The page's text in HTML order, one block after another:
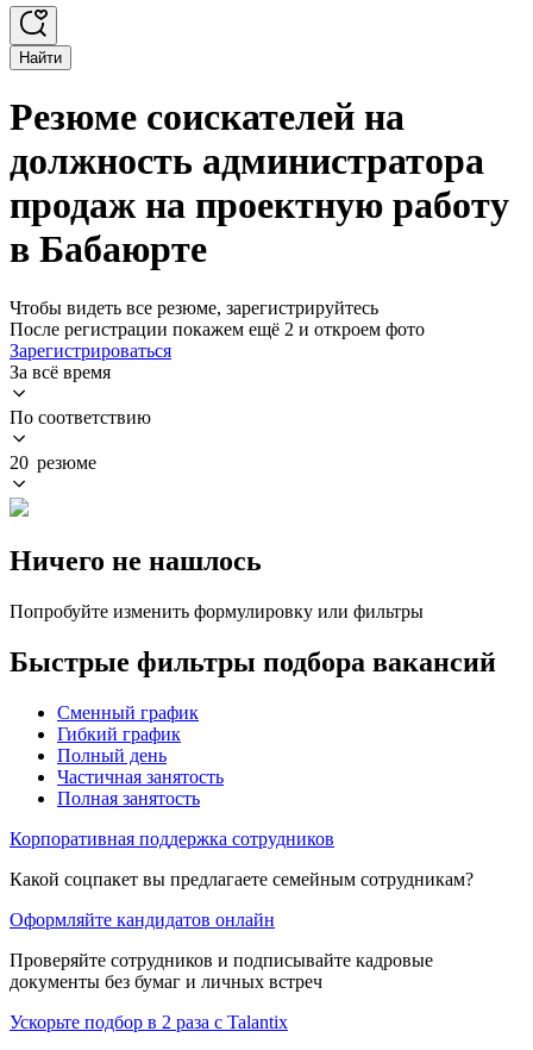
Найти
Резюме соискателей на
должность администратора
продаж на проектную работу
в Бабаюрте
Чтобы видеть все резюме, зарегистрируйтесь
После регистрации покажем ещё 2 и откроем фото
Зарегистрироваться
За всё время
По соответствию
20 резюме
Ничего не нашлось
Попробуйте изменить формулировку или фильтры
Быстрые фильтры подбора вакансий
Сменный график
Гибкий график
Полный день
Частичная занятость
Полная занятость
Корпоративная поддержка сотрудников
Какой соцпакет вы предлагаете семейным сотрудникам?
Оформляйте кандидатов онлайн
Проверяйте сотрудников и подписывайте кадровые
документы без бумаг и личных встреч
Ускорьте подбор в 2 раза с Talantix